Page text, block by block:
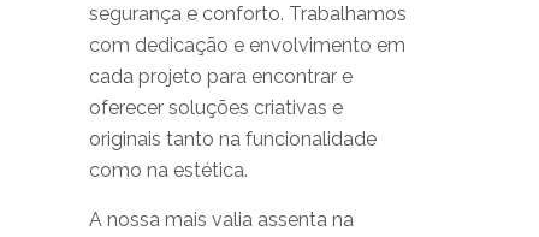
segurança e conforto. Trabalhamos
com dedicação e envolvimento em
cada projeto para encontrar e
oferecer soluções criativas e
originais tanto na funcionalidade
como na estética.
A nossa mais valia assenta na